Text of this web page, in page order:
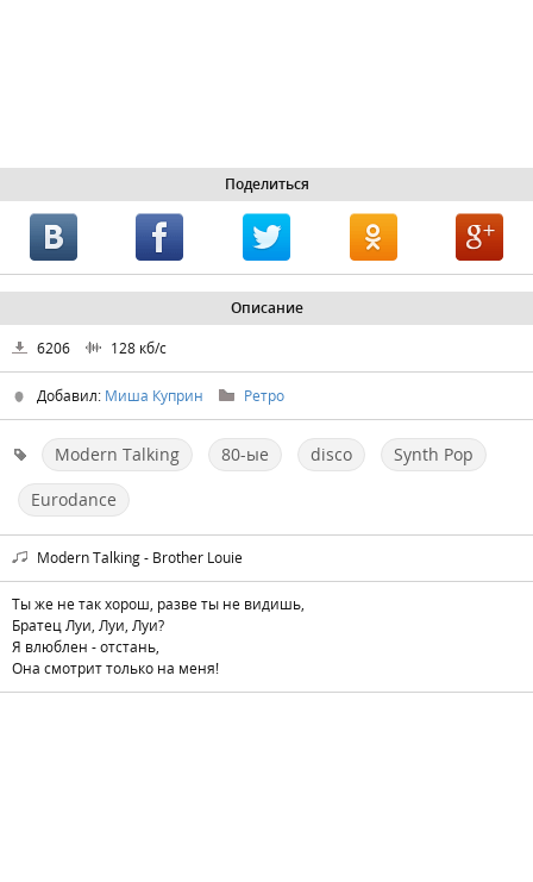
Поделиться
Описание
6206
128 кб/с
Добавил: Миша Куприн Ретро
Modern Talking 80-ые disco
Synth Pop
Eurodance
Modern Talking - Brother Louie
Ты же не так хорош, разве ты не видишь,
Братец Луи, Луи, Луи?
Я влюблен - отстань,
Она смотрит только на меня!